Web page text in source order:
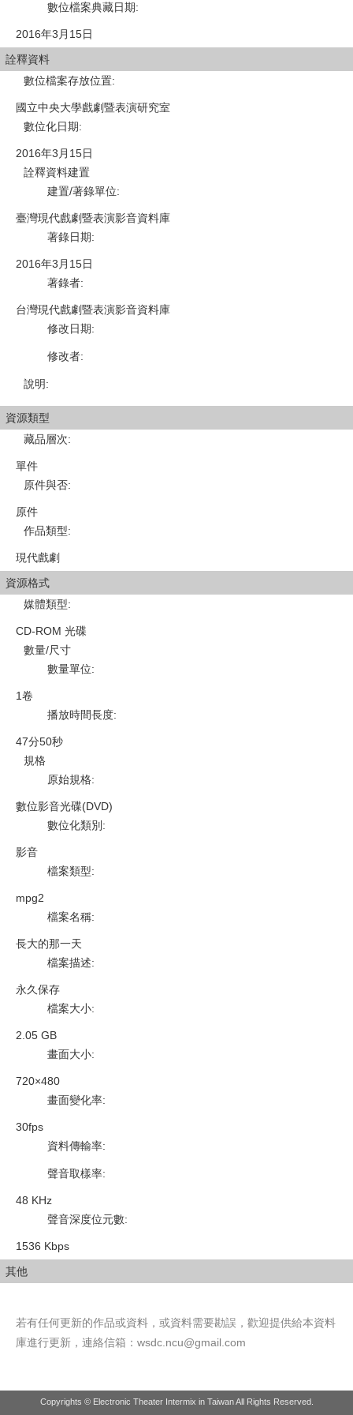
數位檔案典藏日期:
2016年3月15日
詮釋資料
數位檔案存放位置:
國立中央大學戲劇暨表演研究室
數位化日期:
2016年3月15日
詮釋資料建置
建置/著錄單位:
臺灣現代戲劇暨表演影音資料庫
著錄日期:
2016年3月15日
著錄者:
台灣現代戲劇暨表演影音資料庫
修改日期:
修改者:
說明:
資源類型
藏品層次:
單件
原件與否:
原件
作品類型:
現代戲劇
資源格式
媒體類型:
CD-ROM 光碟
數量/尺寸
數量單位:
1卷
播放時間長度:
47分50秒
規格
原始規格:
數位影音光碟(DVD)
數位化類別 :
影音
檔案類型:
mpg2
檔案名稱:
長大的那一天
檔案描述:
永久保存
檔案大小:
2.05 GB
畫面大小:
720×480
畫面變化率:
30fps
資料傳輸率:
聲音取樣率:
48 KHz
聲音深度位元數:
1536 Kbps
其他
若有任何更新的作品或資料，或資料需要勘誤，歡迎提供給本資料
庫進行更新，連絡信箱： wsdc.ncu@gmail.com
Copyrights © Electronic Theater Intermix in Taiwan All Rights Reserved.